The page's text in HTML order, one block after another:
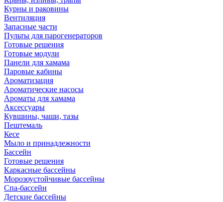
Курны и раковины
Вентиляция
Запасные части
Пульты для парогенераторов
Готовые решения
Готовые модули
Панели для хамама
Паровые кабины
Ароматизация
Ароматические насосы
Ароматы для хамама
Аксессуары
Кувшины, чаши, тазы
Пештемаль
Кесе
Мыло и принадлежности
Бассейн
Готовые решения
Каркасные бассейны
Морозоустойчивые бассейны
Спа-бассейн
Детские бассейны